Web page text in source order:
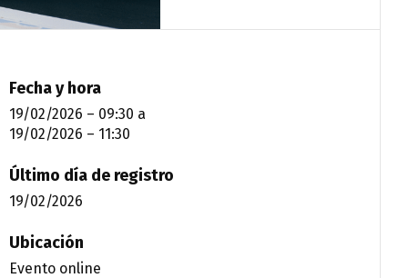
Fecha y hora
19/02/2026 – 09:30 a
19/02/2026 – 11:30
Último día de registro
19/02/2026
Ubicación
Evento online